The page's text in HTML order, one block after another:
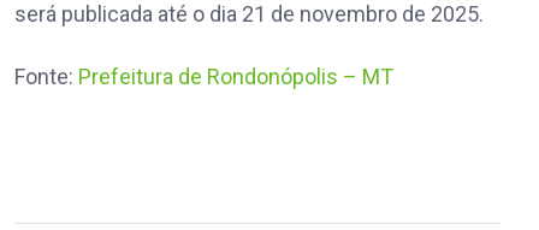
será publicada até o dia 21 de novembro de 2025.
Fonte: Prefeitura de Rondonópolis – MT